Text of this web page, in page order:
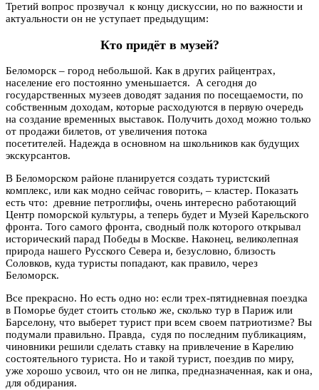
Третий вопрос прозвучал к концу дискуссии, но по важности и
актуальности он не уступает предыдущим:
Кто придёт в музей?
Беломорск – город небольшой. Как в других райцентрах,
население его постоянно уменьшается. А сегодня до
государственных музеев доводят задания по посещаемости, по
собственным доходам, которые расходуются в первую очередь
на создание временных выставок. Получить доход можно только
от продажи билетов, от увеличения потока
посетителей. Надежда в основном на школьников как будущих
экскурсантов.
В Беломорском районе планируется создать туристский
комплекс, или как модно сейчас говорить, – кластер. Показать
есть что: древние петроглифы, очень интересно работающий
Центр поморской культуры, а теперь будет и Музей Карельского
фронта. Того самого фронта, сводный полк которого открывал
исторический парад Победы в Москве. Наконец, великолепная
природа нашего Русского Севера и, безусловно, близость
Соловков, куда туристы попадают, как правило, через
Беломорск.
Все прекрасно. Но есть одно но: если трех-пятидневная поездка
в Поморье будет стоить столько же, сколько тур в Париж или
Барселону, что выберет турист при всем своем патриотизме? Вы
подумали правильно. Правда, судя по последним публикациям,
чиновники решили сделать ставку на привлечение в Карелию
состоятельного туриста. Но и такой турист, поездив по миру,
уже хорошо усвоил, что он не липка, предназначенная, как и она,
для обдирания.